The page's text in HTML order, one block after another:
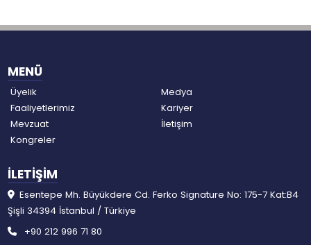
MENÜ
Üyelik
Faaliyetlerimiz
Mevzuat
Kongreler
Medya
Kariyer
İletişim
İLETİŞİM
Esentepe Mh. Büyükdere Cd. Ferko Signature No: 175-7 Kat:B4
Şişli 34394 İstanbul / Türkiye
+90 212 996 71 80